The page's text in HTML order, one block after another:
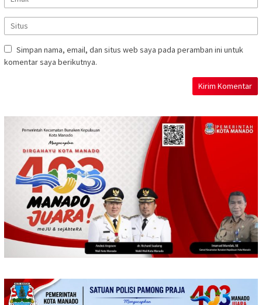
Simpan nama, email, dan situs web saya pada peramban ini untuk
komentar saya berikutnya.